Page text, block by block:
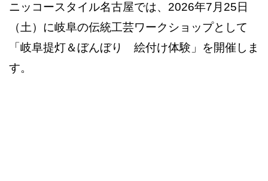
ニッコースタイル名古屋では、2026年7月25日
（土）に岐阜の伝統工芸ワークショップとして
「岐阜提灯＆ぼんぼり 絵付け体験」を開催しま
す。